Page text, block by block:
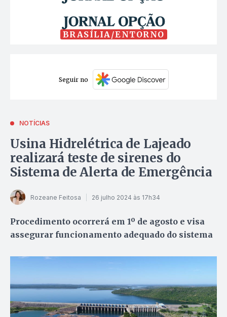
BRASÍLIA/ENTORNO
Seguir no
NOTÍCIAS
Usina Hidrelétrica de Lajeado
realizará teste de sirenes do
Sistema de Alerta de Emergência
Rozeane Feitosa 26 julho 2024 às 17h34
Procedimento ocorrerá em 1º de agosto e visa
assegurar funcionamento adequado do sistema